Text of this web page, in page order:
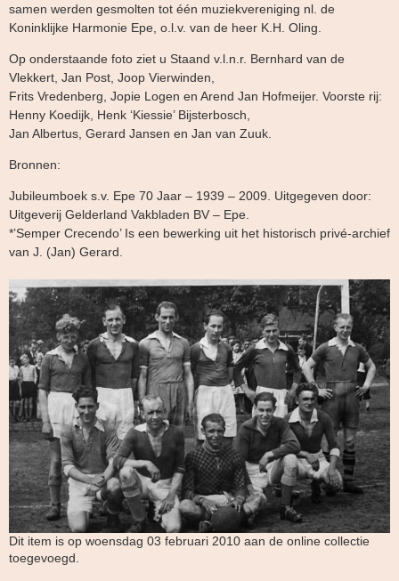
samen werden gesmolten tot één muziekvereniging nl. de
Koninklijke Harmonie Epe, o.l.v. van de heer K.H. Oling.
Op onderstaande foto ziet u Staand v.l.n.r. Bernhard van de
Vlekkert, Jan Post, Joop Vierwinden,
Frits Vredenberg, Jopie Logen en Arend Jan Hofmeijer. Voorste rij:
Henny Koedijk, Henk ‘Kiessie’ Bijsterbosch,
Jan Albertus, Gerard Jansen en Jan van Zuuk.
Bronnen:
Jubileumboek s.v. Epe 70 Jaar – 1939 – 2009. Uitgegeven door:
Uitgeverij Gelderland Vakbladen BV – Epe.
*’Semper Crecendo’ Is een bewerking uit het historisch privé-archief
van J. (Jan) Gerard.
Dit item is op woensdag 03 februari 2010 aan de online collectie
toegevoegd.